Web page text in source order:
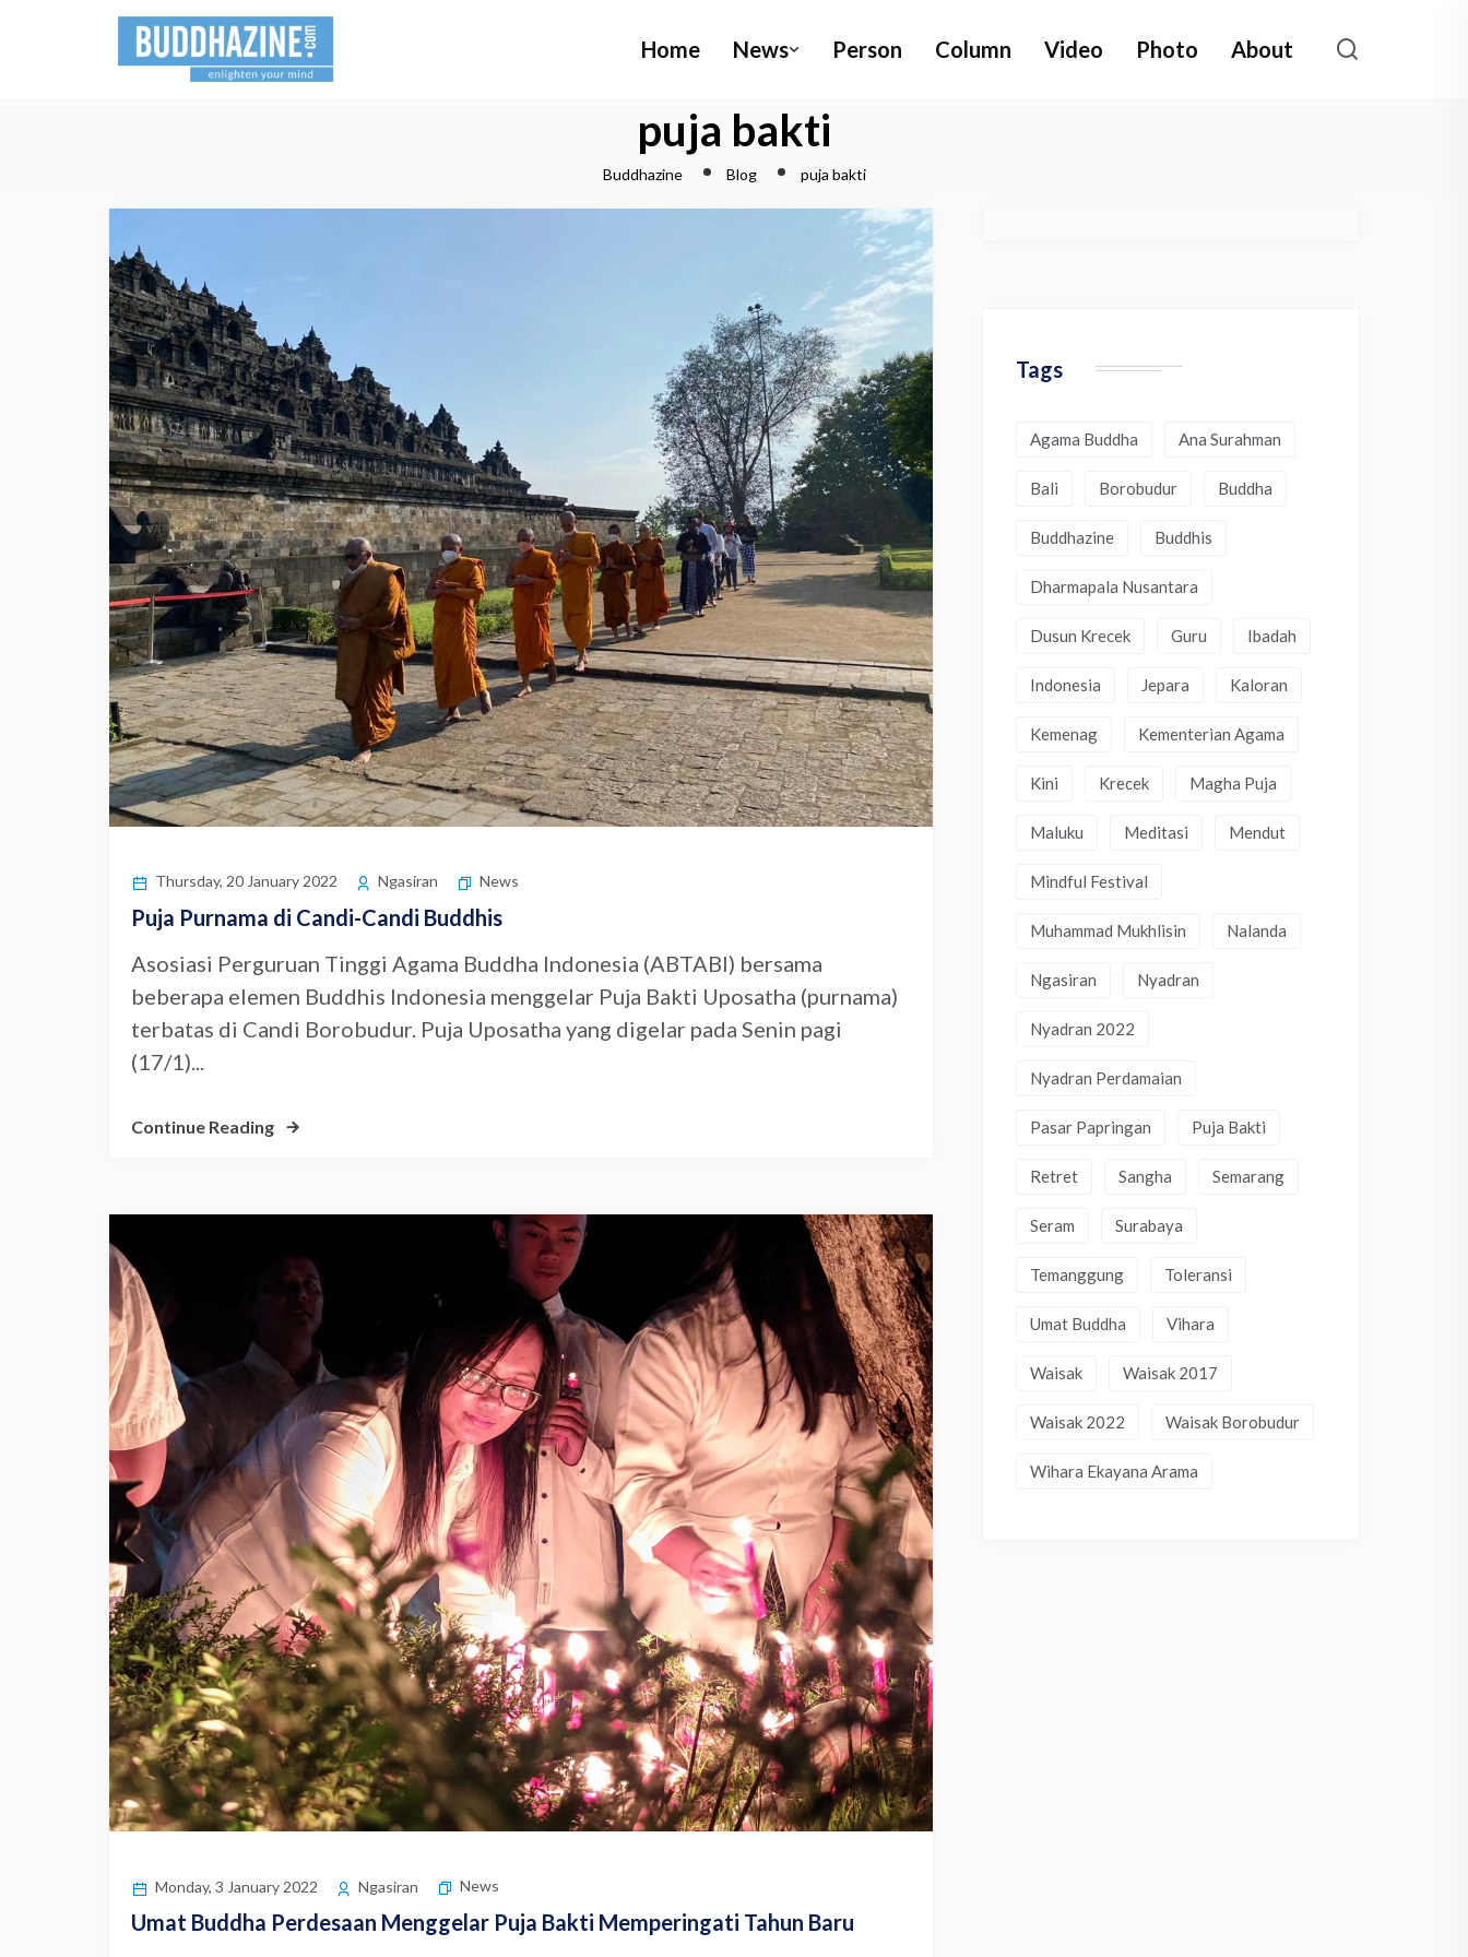
Home News Person Column Video Photo About
puja bakti
Buddhazine Blog puja bakti
Thursday, 20 January 2022 Ngasiran News
Puja Purnama di Candi-Candi Buddhis
Asosiasi Perguruan Tinggi Agama Buddha Indonesia (ABTABI) bersama
beberapa elemen Buddhis Indonesia menggelar Puja Bakti Uposatha (purnama)
terbatas di Candi Borobudur. Puja Uposatha yang digelar pada Senin pagi
(17/1)...
Continue Reading
Monday, 3 January 2022 Ngasiran News
Umat Buddha Perdesaan Menggelar Puja Bakti Memperingati Tahun Baru
Tags
Agama Buddha Ana Surahman
Bali Borobudur Buddha
Buddhazine Buddhis
Dharmapala Nusantara
Dusun Krecek Guru Ibadah
Indonesia Jepara Kaloran
Kemenag Kementerian Agama
Kini Krecek Magha Puja
Maluku Meditasi Mendut
Mindful Festival
Muhammad Mukhlisin Nalanda
Ngasiran Nyadran
Nyadran 2022
Nyadran Perdamaian
Pasar Papringan Puja Bakti
Retret Sangha Semarang
Seram Surabaya
Temanggung Toleransi
Umat Buddha Vihara
Waisak Waisak 2017
Waisak 2022 Waisak Borobudur
Wihara Ekayana Arama